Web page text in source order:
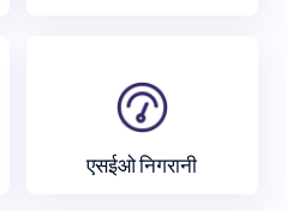
एसईओ निगरानी